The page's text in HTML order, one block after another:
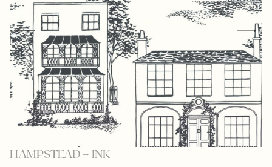
HAMPSTEAD – INK